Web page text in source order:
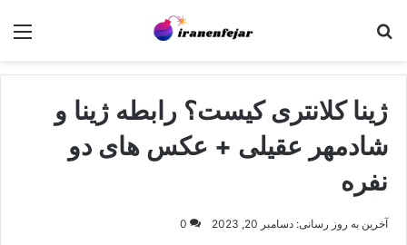
ژینا کلانتری کیست؟ رابطه ژینا و
شادمهر عقیلی + عکس های دو
نفره
آخرین به روز رسانی: دسامبر 20, 2023 0